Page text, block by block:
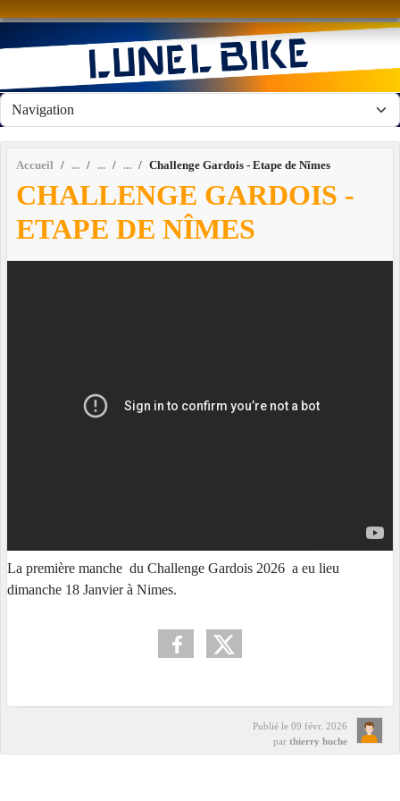
Accueil Challenge Gardois - Etape de Nîmes
CHALLENGE GARDOIS -
ETAPE DE NÎMES
La première manche du Challenge Gardois 2026 a eu lieu
dimanche 18 Janvier à Nimes.
Publié le 09 févr. 2026
par thierry huche